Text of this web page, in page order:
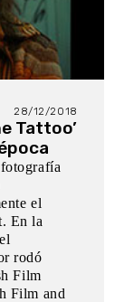
28/12/2018
Tattoo’
el
En la
rodó
Film
Film and